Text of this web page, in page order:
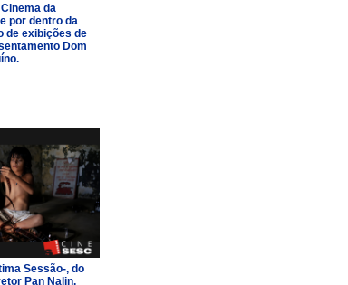
da
por dentro da
de exibições de
Dom
Sessão-, do
Pan Nalin,